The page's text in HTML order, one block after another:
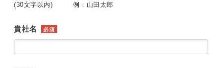
(30文字以内) 例：山田太郎
貴社名 必須